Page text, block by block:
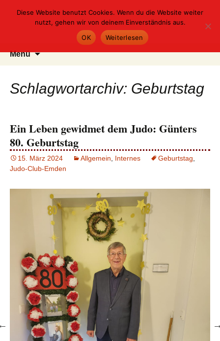
InhaltJudo-Club Emden e.V.
Judo und Ju-Jutsu
Menü
Schlagwortarchiv: Geburtstag
Ein Leben gewidmet dem Judo: Günters
80. Geburtstag
15. März 2024 Allgemein Internes Geburtstag
Judo-Club-Emden
Diese Website benutzt Cookies. Wenn du die Website weiter
nutzt, gehen wir von deinem Einverständnis aus.
OK
Weiterlesen